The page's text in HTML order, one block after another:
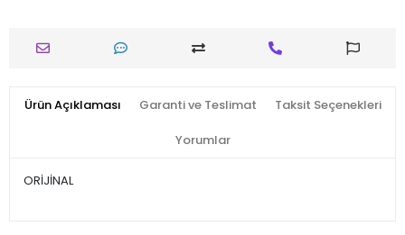
Ürün Açıklaması Garanti ve Teslimat Taksit Seçenekleri
Yorumlar
ORİJİNAL